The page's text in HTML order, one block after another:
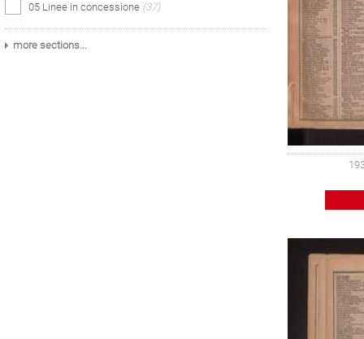
05 Linee in concessione (37)
more sections...